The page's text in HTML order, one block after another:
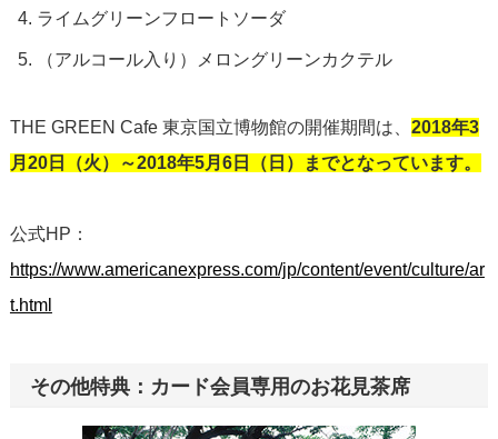
ライムグリーンフロートソーダ
（アルコール入り）メロングリーンカクテル
THE GREEN Cafe 東京国立博物館の開催期間は、 2018年3
月20日（火）～2018年5月6日（日）までとなっています。
公式HP：
https://www.americanexpress.com/jp/content/event/culture/ar
t.html
その他特典：カード会員専用のお花見茶席